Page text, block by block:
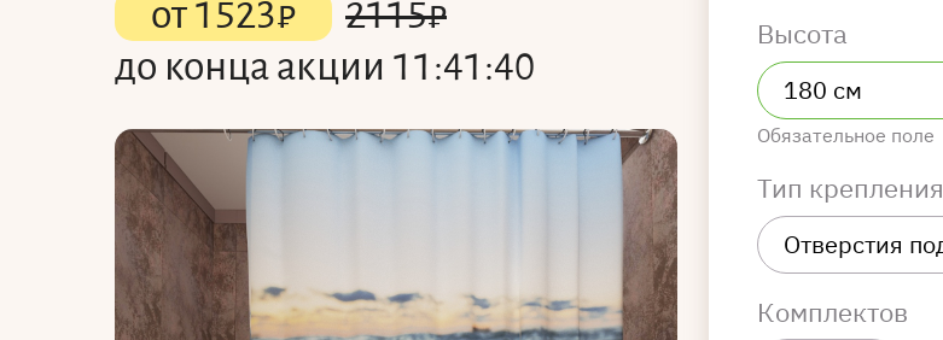
от1523₽ 2115₽
до конца акции 11:41:40
Высота
Обязательное поле
Тип крепления
Комплектов